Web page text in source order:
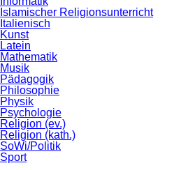
Islamischer Religionsunterricht
Italienisch
Kunst
Latein
Mathematik
Musik
Pädagogik
Philosophie
Physik
Psychologie
Religion (ev.)
Religion (kath.)
SoWi/Politik
Sport